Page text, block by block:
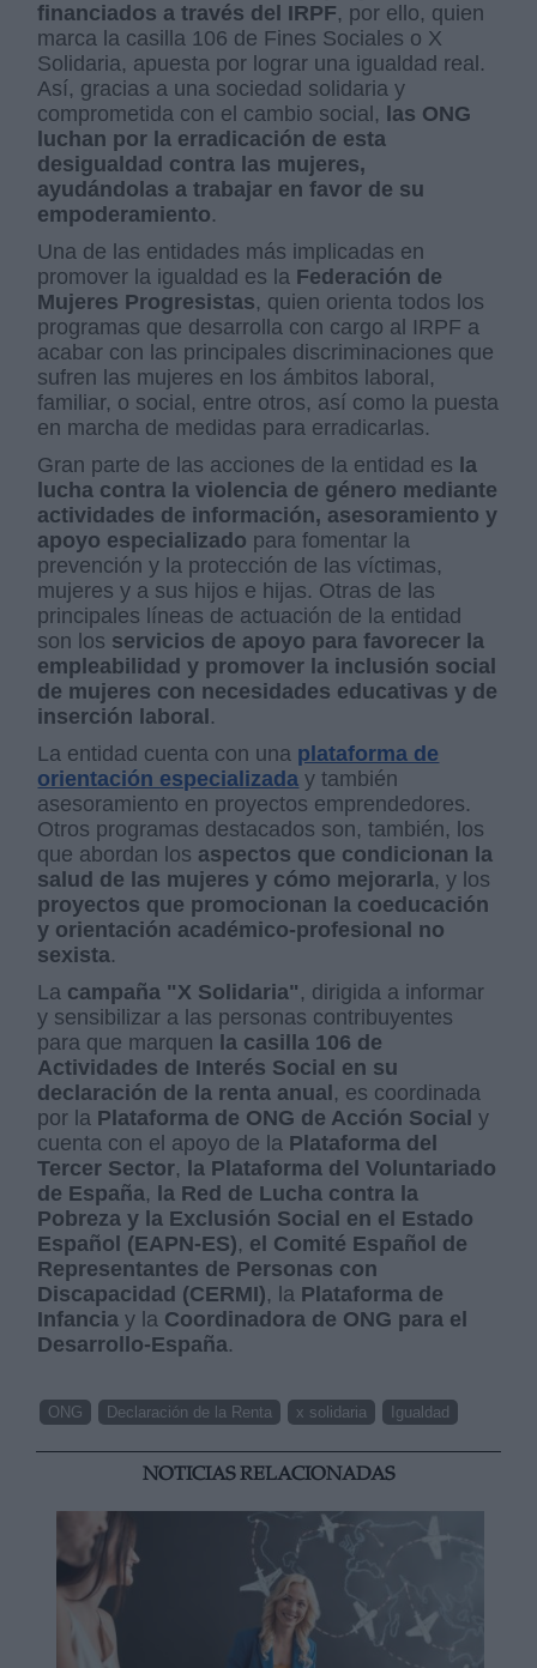
financiados a través del IRPF, por ello, quien
marca la casilla 106 de Fines Sociales o X
Solidaria, apuesta por lograr una igualdad real.
Así, gracias a una sociedad solidaria y
comprometida con el cambio social,
las ONG
luchan por la erradicación de esta
desigualdad contra las mujeres,
ayudándolas a trabajar en favor de su
empoderamiento.
Una de las entidades más implicadas en
promover la igualdad es la Federación de
Mujeres Progresistas, quien orienta todos los
programas que desarrolla con cargo al IRPF a
acabar con las principales discriminaciones que
sufren las mujeres en los ámbitos laboral,
familiar, o social, entre otros, así como la puesta
en marcha de medidas para erradicarlas.
Gran parte de las acciones de la entidad es la
lucha contra la violencia de género mediante
actividades de información, asesoramiento y
apoyo especializado para fomentar la
prevención y la protección de las víctimas,
mujeres y a sus hijos e hijas. Otras de las
principales líneas de actuación de la entidad
son los servicios de apoyo para favorecer la
empleabilidad y promover la inclusión social
de mujeres con necesidades educativas y de
inserción laboral .
La entidad cuenta con una plataforma de
orientación especializada y también
asesoramiento en proyectos emprendedores.
Otros programas destacados son, también, los
que abordan los aspectos que condicionan la
salud de las mujeres y cómo mejorarla, y los
proyectos que promocionan la coeducación
y orientación académico-profesional no
sexista.
La campaña "X Solidaria" , dirigida a informar
y sensibilizar a las personas contribuyentes
para que marquen la casilla 106 de
Actividades de Interés Social en su
declaración de la renta anual , es coordinada
por la Plataforma de ONG de Acción Social y
cuenta con el apoyo de la Plataforma del
Tercer Sector,
la Plataforma del Voluntariado
de España,
la Red de Lucha contra la
Pobreza y la Exclusión Social en el Estado
Español (EAPN-ES), el Comité Español de
Representantes de Personas con
Discapacidad (CERMI), la Plataforma de
Infancia y la Coordinadora de ONG para el
Desarrollo-España.
ONG Declaración de la Renta x solidaria Igualdad
NOTICIAS RELACIONADAS